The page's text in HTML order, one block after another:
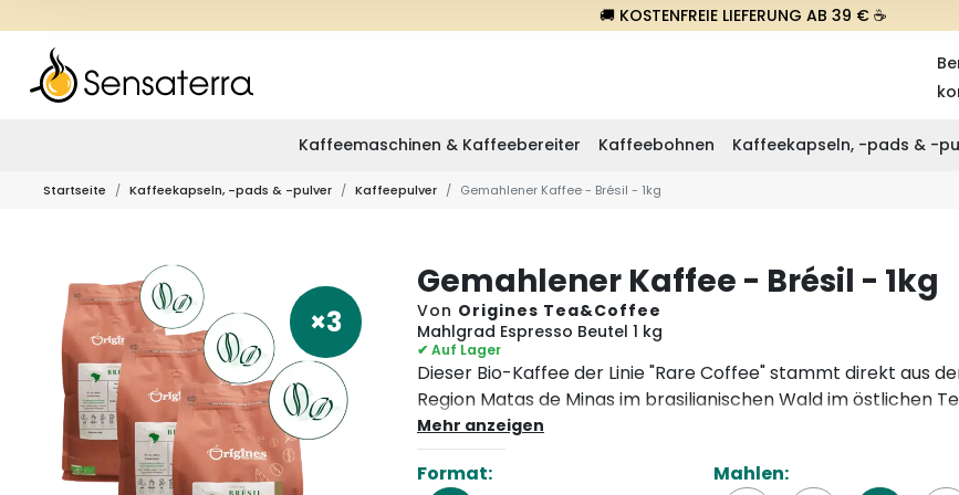
🚚 KOSTENFREIE LIEFERUNG AB 39 € ☕
Kaffeemaschinen & Kaffeebereiter Kaffeebohnen Kaffeekapseln, -pads & -
Startseite Kaffeekapseln, -pads & -pulver Kaffeepulver Gemahlener Kaffee - Brésil - 1kg
×3
Gemahlener Kaffee - Brésil - 1kg
Von Origines Tea&Coffee
Mahlgrad Espresso Beutel 1 kg
✔ Auf Lager
Dieser Bio-Kaffee der Linie "Rare Coffee" stammt direkt aus
Region Matas de Minas im brasilianischen Wald im östlichen
des Bundesstaates Minas Gerais. Diese 100%ige Arabica-
wird in unregelmäßigen, bergigen Gebieten auf 1.000 Metern
angebaut. Das milde Klima in der Region macht ihn zu einem
Mehr anzeigen
Format: Mahlen: